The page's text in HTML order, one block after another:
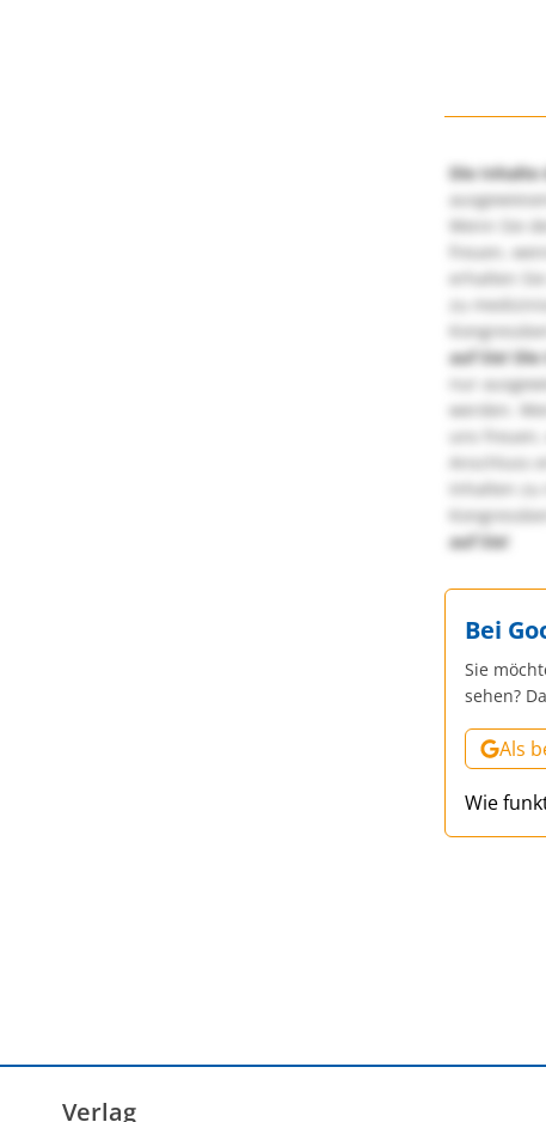
Die Inhalte
Wenn Sie
freuen,
erhalten
zu
auf Sie! Die
nur
werden.
uns
Anschluss
Inhalten
auf Sie!
Bei
Sie
sehen?
Als
Wie
Verlag